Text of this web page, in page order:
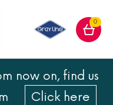
0
now on, find us
Click here
circuitos